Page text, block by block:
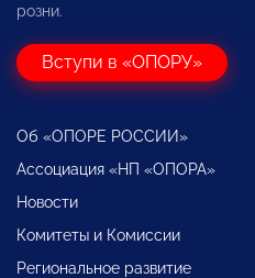
розни.
Вступи в «ОПОРУ»
Об «ОПОРЕ РОССИИ»
Ассоциация «НП «ОПОРА»
Новости
Комитеты и Комиссии
Региональное развитие